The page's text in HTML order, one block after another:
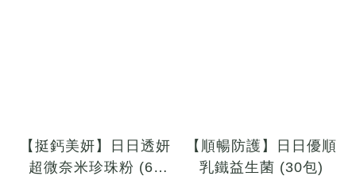
【挺鈣美妍】日日透妍
超微奈米珍珠粉 (60
【順暢防護】日日優順
乳鐵益生菌 (30包)